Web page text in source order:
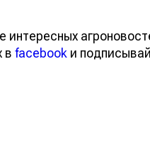
интересных
в facebook и